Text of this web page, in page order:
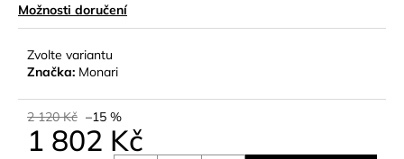
Možnosti doručení
Zvolte variantu
Značka: Monari
2 120 Kč –15 %
1 802 Kč
D
o
p
r
u